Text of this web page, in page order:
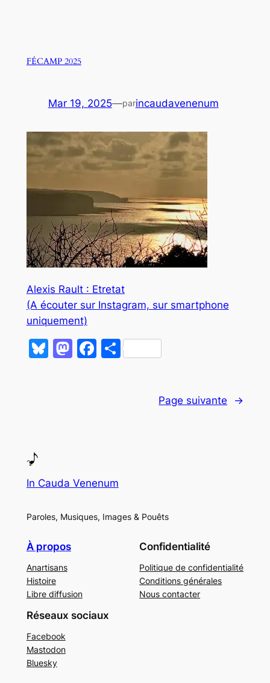
FÉCAMP 2025
Mar 19, 2025—parincaudavenenum
Alexis Rault : Etretat
(A écouter sur Instagram, sur smartphone
uniquement)
Bluesky
Mastodon
Facebook
Partager
Page suivante →
In Cauda Venenum
Paroles, Musiques, Images & Pouêts
À propos
Anartisans
Histoire
Libre diffusion
Confidentialité
Politique de confidentialité
Conditions générales
Nous contacter
Réseaux sociaux
Facebook
Mastodon
Bluesky